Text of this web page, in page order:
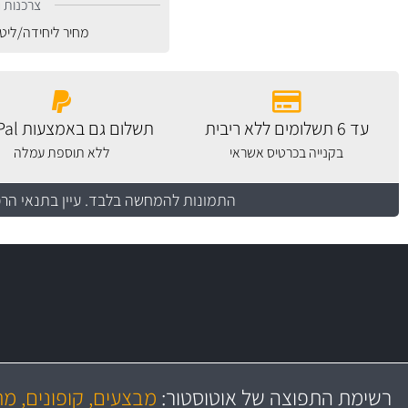
צרכנות
מחיר ליחידה/
עד 6 תשלומים ללא ריבית
בקנייה בכרטיס אשראי
תשלום גם באמצעות PayPal
ללא תוספת עמלה
התמונות להמחשה בלבד. עיין בתנאי
משלוח מהיר
באמצעות צ'יטה
במחיר
יותר מ- 500 מסנני שמן, אוויר, דלק וקבינה
רשימת התפוצה של אוטוסטור: מבצעים, קופונים,